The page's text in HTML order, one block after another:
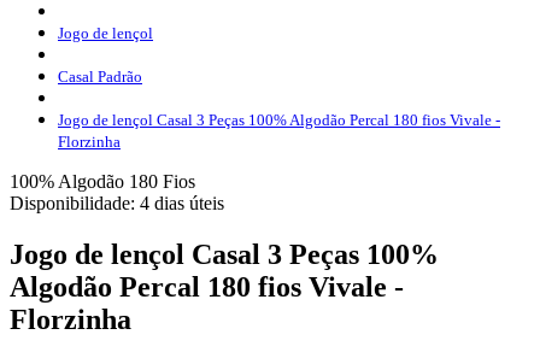
Jogo de lençol
Casal Padrão
Jogo de lençol Casal 3 Peças 100% Algodão Percal 180 fios Vivale -
Florzinha
100% Algodão 180 Fios
Disponibilidade: 4 dias úteis
Jogo de lençol Casal 3 Peças 100%
Algodão Percal 180 fios Vivale -
Florzinha